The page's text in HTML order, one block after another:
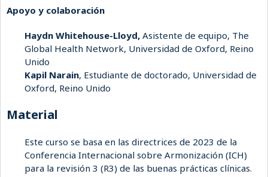
Apoyo y colaboración
Haydn Whitehouse-Lloyd, Asistente de equipo, The
Global Health Network, Universidad de Oxford, Reino
Unido
Kapil Narain, Estudiante de doctorado, Universidad de
Oxford, Reino Unido
Material
Este curso se basa en las directrices de 2023 de la
Conferencia Internacional sobre Armonización (ICH)
para la revisión 3 (R3) de las buenas prácticas clínicas.